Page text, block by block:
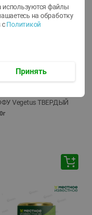
Vegetus ТВЕРДЫЙ
используются файлы
на обработку
с Политикой
Принять